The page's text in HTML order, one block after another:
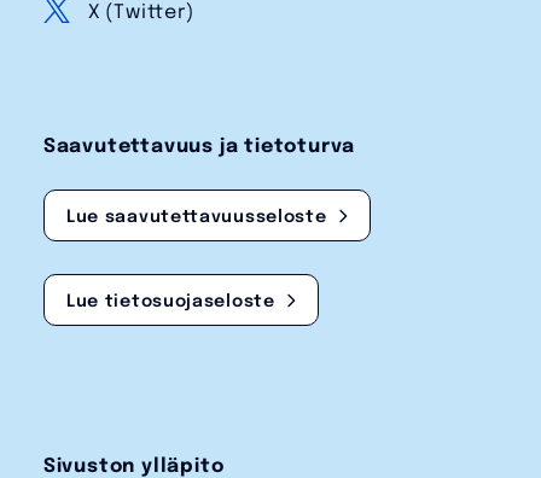
X (Twitter)
Saavutettavuus ja tietoturva
Lue saavutettavuusseloste
Lue tietosuojaseloste
Sivuston ylläpito